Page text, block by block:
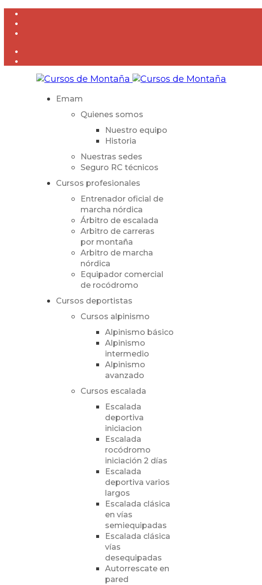
Emam
Quienes somos
Nuestro equipo
Historia
Nuestras sedes
Seguro RC técnicos
Cursos profesionales
Entrenador oficial de
marcha nórdica
Árbitro de escalada
Arbitro de carreras
por montaña
Arbitro de marcha
nórdica
Equipador comercial
de rocódromo
Cursos deportistas
Cursos alpinismo
Alpinismo básico
Alpinismo
intermedio
Alpinismo
avanzado
Cursos escalada
Escalada
deportiva
iniciacion
Escalada
rocódromo
iniciación 2 días
Escalada
deportiva varios
largos
Escalada clásica
en vías
semiequipadas
Escalada clásica
vías
desequipadas
Autorrescate en
pared